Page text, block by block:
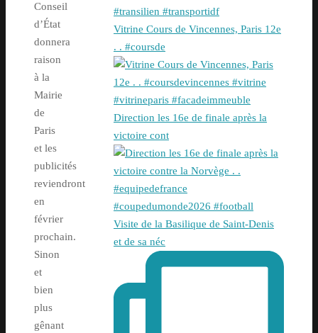
Conseil
d’État
donnera
raison
à la
Mairie
de
Paris
et les
publicités
reviendront
en
février
prochain.
Sinon
et
bien
plus
gênant
Vitrine Cours de Vincennes, Paris 12e
. . #coursde
Direction les 16e de finale après la
victoire cont
Visite de la Basilique de Saint-Denis
et de sa néc